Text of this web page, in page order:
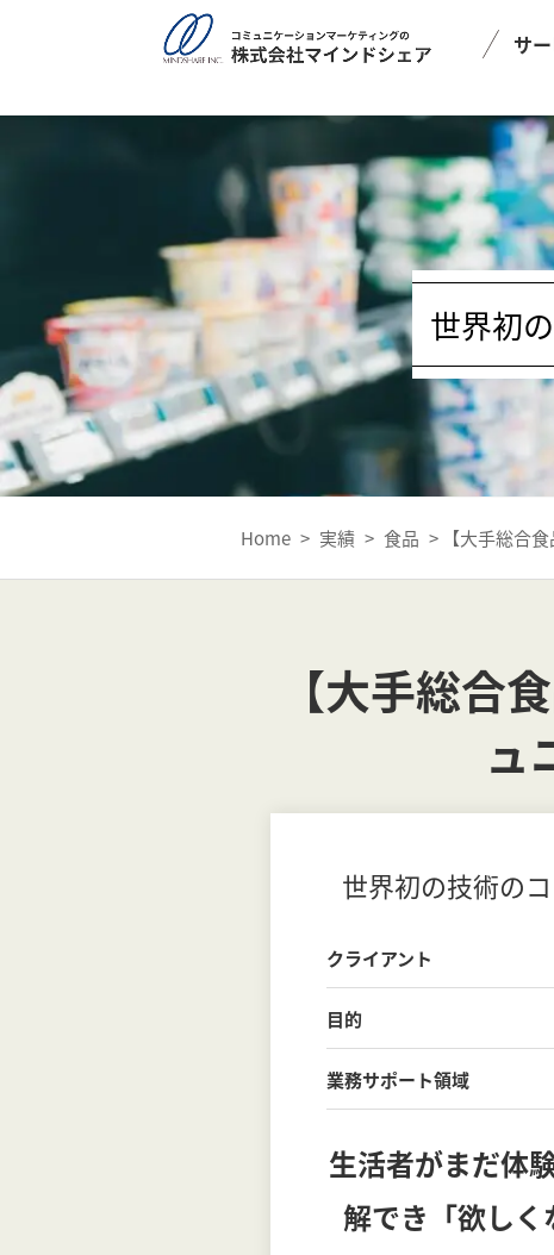
サ
世界初
Home > 実績 > 食品 > 【大手総合
【大手総合
ュ
世界初の技術の
クライアント
目的
業務サポート領域
生活者がまだ体
解でき「欲し